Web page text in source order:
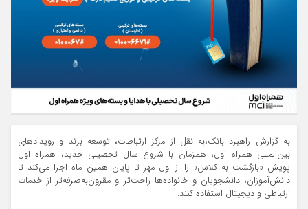
به گزارش راهبرد بانک،به نقل از مرکز ارتباطات، توسعه برند و رویداد‌های
بین‌المللی همراه اول، همزمان با شروع سال تحصیلی جدید، همراه اول
پویش «بازگشت به کلاس» را از اول مهر تا پایان همین ماه اجرا می‌کند تا
دانش‌آموزان، دانشجویان و خانواده‌ها راحت‌تر و مقرون‌به‌صرفه‌تر از خدمات
ارتباطی و دیجیتال استفاده کنند.